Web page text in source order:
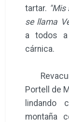
tartar. "Mis
se llama
a todos a
cárnica.
Portell de
lindando
montaña